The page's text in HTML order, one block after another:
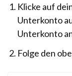
Klicke auf
Unterkonto
Unterkonto
Folge den